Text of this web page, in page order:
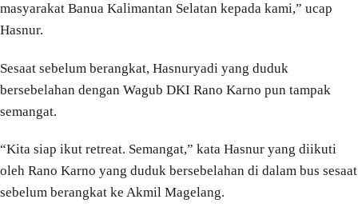
masyarakat Banua Kalimantan Selatan kepada kami,” ucap
Hasnur.
Sesaat sebelum berangkat, Hasnuryadi yang duduk
bersebelahan dengan Wagub DKI Rano Karno pun tampak
semangat.
“Kita siap ikut retreat. Semangat,” kata Hasnur yang diikuti
oleh Rano Karno yang duduk bersebelahan di dalam bus sesaat
sebelum berangkat ke Akmil Magelang.